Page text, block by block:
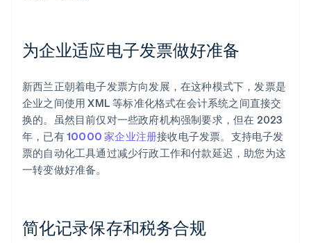
为企业适应电子发票做好准备
新西兰正朝着电子发票方向发展，在这种模式下，发票是
企业之间使用 XML 等标准化格式在会计系统之间直接交
换的。虽然目前仅对一些政府机构强制要求，但在 2023
年，已有10000 家企业注册接收电子发票。支持电子发
票的自动化工具通过减少行政工作和付款延迟，助您为这
一转变做好准备。
简化记录保存和税务合规